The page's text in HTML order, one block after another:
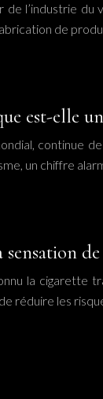
l’industrie du
de
est-elle
continue
un chiffre
la cigarette
réduire les